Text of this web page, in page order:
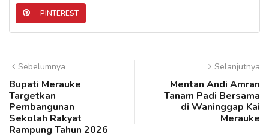
PINTEREST
Sebelumnya
Bupati Merauke
Targetkan
Pembangunan
Sekolah Rakyat
Rampung Tahun 2026
Selanjutnya
Mentan Andi Amran
Tanam Padi Bersama
di Waninggap Kai
Merauke